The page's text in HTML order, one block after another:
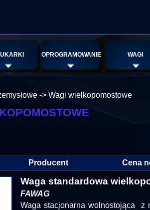
OPROGRAMOWANIE WAGI
-> Wagi wielkopomostowe
Producent Cena
Waga standardowa
FAWAG
Waga stacjonarna wolnostojąca z